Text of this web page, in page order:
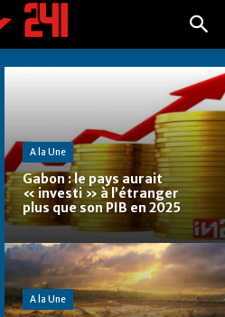
A la Une
Gabon : le pays aurait
« investi » à l’étranger
plus que son PIB en 2025
A la Une